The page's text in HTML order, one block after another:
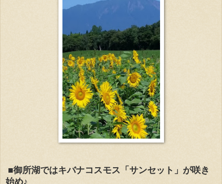
■御所湖ではキバナコスモス「サンセット」が咲き
始め♪